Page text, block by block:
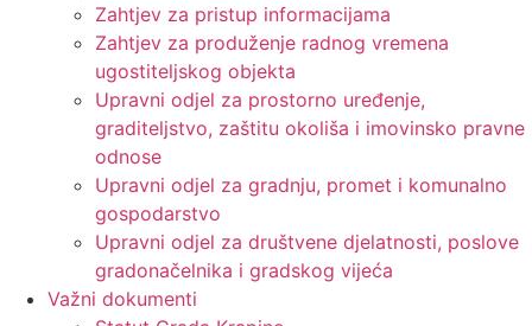
Zahtjev za pristup informacijama
Zahtjev za produženje radnog vremena
ugostiteljskog objekta
Upravni odjel za prostorno uređenje,
graditeljstvo, zaštitu okoliša i imovinsko pravne
odnose
Upravni odjel za gradnju, promet i komunalno
gospodarstvo
Upravni odjel za društvene djelatnosti, poslove
gradonačelnika i gradskog vijeća
Važni dokumenti